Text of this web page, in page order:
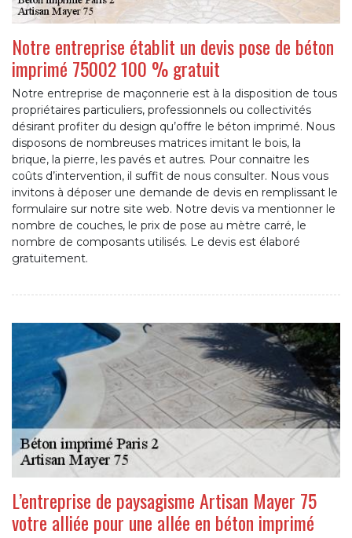
Notre entreprise établit un devis pose de béton
imprimé 75002 100 % gratuit
Notre entreprise de maçonnerie est à la disposition de tous
propriétaires particuliers, professionnels ou collectivités
désirant profiter du design qu’offre le béton imprimé. Nous
disposons de nombreuses matrices imitant le bois, la
brique, la pierre, les pavés et autres. Pour connaitre les
coûts d’intervention, il suffit de nous consulter. Nous vous
invitons à déposer une demande de devis en remplissant le
formulaire sur notre site web. Notre devis va mentionner le
nombre de couches, le prix de pose au mètre carré, le
nombre de composants utilisés. Le devis est élaboré
gratuitement.
L’entreprise de paysagisme Artisan Mayer 75
votre alliée pour une allée en béton imprimé